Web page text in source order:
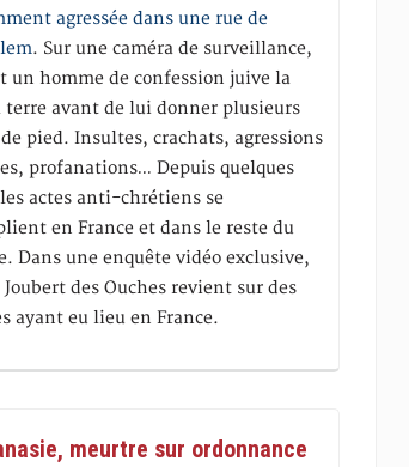
agressée dans une rue de
. Sur une caméra de surveillance,
un homme de confession juive la
terre avant de lui donner plusieurs
pied. Insultes, crachats, agressions
profanations… Depuis quelques
actes anti-chrétiens se
en France et dans le reste du
Dans une enquête vidéo exclusive,
des Ouches revient sur des
ayant eu lieu en France.
meurtre sur ordonnance